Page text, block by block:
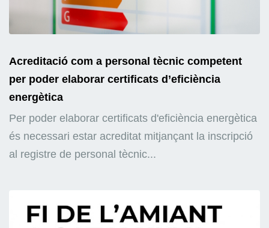
Acreditació com a personal tècnic competent
per poder elaborar certificats d’eficiència
energètica
Per poder elaborar certificats d'eficiència energètica
és necessari estar acreditat mitjançant la inscripció
al registre de personal tècnic...